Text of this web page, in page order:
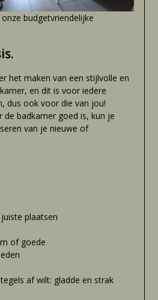
budgetvriendelijke
het maken van een stijlvolle en
en dit is voor iedere
dus ook voor die van jou!
de badkamer goed is, kun je
van je nieuwe of
plaatsen
of goede
af wilt: gladde en strak